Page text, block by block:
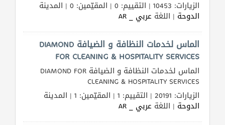
الزيارات: 10453 | التقييم: 0 | المقيّمين: 0 | المدينة
الدوحة | اللغة عربي _ AR
الماس لخدمات النظافة و الضيافة DIAMOND
FOR CLEANING & HOSPITALITY SERVICES
الماس لخدمات النظافة و الضيافة DIAMOND FOR
CLEANING & HOSPITALITY SERVICES
الزيارات: 20191 | التقييم: 1 | المقيّمين: 1 | المدينة
الدوحة | اللغة عربي _ AR